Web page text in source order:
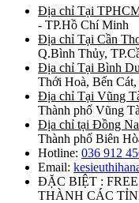
Địa chỉ Tại
- TP.Hồ Chí Minh
Địa chỉ Tại Cần
Q.Bình Thủy,
Địa chỉ Tại Bình
Thới Hoà, Bến
Địa chỉ Tại Vũng
Thành phố Vũng
Địa chỉ tại Đồng
Thành phố Biên
Hotline: 036 912
Email:
ĐẶC BIỆT :
THÀNH CÁC